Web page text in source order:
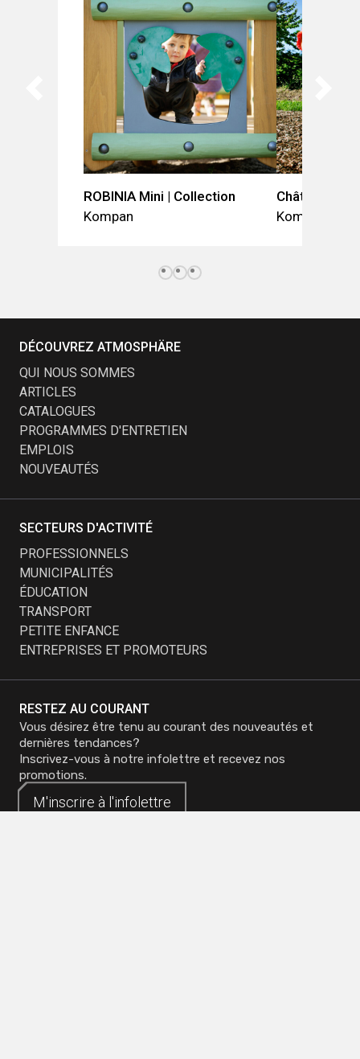
ROBINIA Mini | Collection
Kompan
Château
Kompan
RESTEZ AU COURANT
Vous désirez être tenu au courant des nouveautés et
dernières tendances?
Inscrivez-vous à notre infolettre et recevez nos
promotions.
M'inscrire à l'infolettre
M'inscrire à l'infolettre
DÉCOUVREZ ATMOSPHÄRE
QUI NOUS SOMMES
ARTICLES
CATALOGUES
PROGRAMMES D'ENTRETIEN
EMPLOIS
NOUVEAUTÉS
SECTEURS D'ACTIVITÉ
PROFESSIONNELS
MUNICIPALITÉS
ÉDUCATION
TRANSPORT
PETITE ENFANCE
ENTREPRISES ET PROMOTEURS